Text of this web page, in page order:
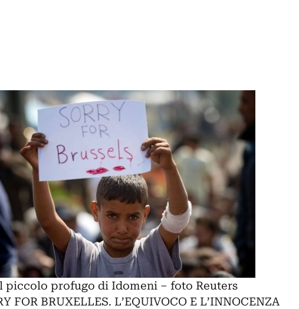
piccolo profugo di Idomeni – foto Reuters
FOR BRUXELLES. L’EQUIVOCO E L’INNOCENZA